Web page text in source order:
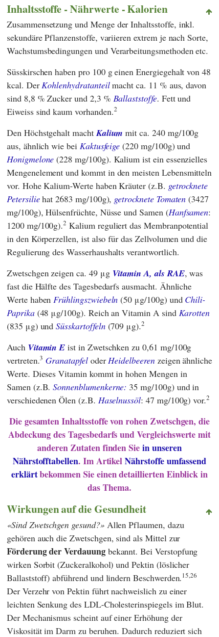
Inhaltsstoffe - Nährwerte - Kalorien
Zusammensetzung und Menge der Inhaltsstoffe, inkl.
sekundäre Pflanzenstoffe, variieren extrem je nach Sorte,
Wachstumsbedingungen und Verarbeitungsmethoden etc.
Süsskirschen haben pro 100 g einen Energiegehalt von 48
kcal. DerKohlenhydratanteilmacht ca. 11 % aus, davon
sind 8,8 % Zucker und 2,3 % Ballaststoffe. Fett und
Eiweiss sind kaum vorhanden.2
Den Höchstgehalt machtKalium mit ca. 240 mg/100g
aus, ähnlich wie bei Kaktusfeige (220 mg/100g) und
Honigmelone (228 mg/100g). Kalium ist ein essenzielles
Mengenelement und kommt in den meisten Lebensmitteln
vor. Hohe Kalium-Werte haben Kräuter (z.B. getrocknete
Petersiliehat 2683 mg/100g), getrocknete Tomaten (3427
mg/100g), Hülsenfrüchte, Nüsse und Samen (Hanfsamen:
1200 mg/100g).2 Kalium reguliert das Membranpotential
in den Körperzellen, ist also für das Zellvolumen und die
Regulierung des Wasserhaushalts verantwortlich.
Zwetschgen zeigen ca. 49 μg Vitamin A, als RAE, was
fast die Hälfte des Tagesbedarfs ausmacht. Ähnliche
Werte habenFrühlingszwiebeln (50 μg/100g) und Chili-
Paprika(48 μg/100g). Reich an Vitamin A sind Karotten
(835 μg) undSüsskartoffeln(709 μg).2
Auch Vitamin E ist in Zwetschken zu 0,61 mg/100g
vertreten.3 GranatapfeloderHeidelbeerenzeigen ähnliche
Werte. Dieses Vitamin kommt in hohen Mengen in
Samen (z.B.Sonnenblumenkerne: 35 mg/100g) und in
verschiedenen Ölen (z.B. Haselnussöl: 47 mg/100g) vor.2
Die gesamten Inhaltsstoffe von rohen Zwetschgen, die
Abdeckung des Tagesbedarfs und Vergleichswerte mit
anderen Zutaten finden Siein unseren
Nährstofftabellen. Im ArtikelNährstoffe umfassend
erklärtbekommen Sie einen detaillierten Einblick in
das Thema.
Wirkungen auf die Gesundheit
Sind Zwetschgen gesund? Allen Pflaumen, dazu
gehören auch die Zwetschgen, sind als Mittel zur
Förderung der Verdauungbekannt. Bei Verstopfung
wirken Sorbit (Zuckeralkohol) und Pektin (löslicher
Ballaststoff) abführend und lindern Beschwerden.15,26
Der Verzehr von Pektin führt nachweislich zu einer
leichten Senkung des LDL-Cholesterinspiegels im Blut.
Der Mechanismus scheint auf einer Erhöhung der
Viskosität im Darm zu beruhen. Dadurch reduziert sich